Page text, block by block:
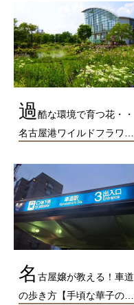
過酷な環境で育つ花・・
名古屋港ワイルドフラワ…
名 古屋嬢が教える！車道
の歩き方【手頃な華子の…